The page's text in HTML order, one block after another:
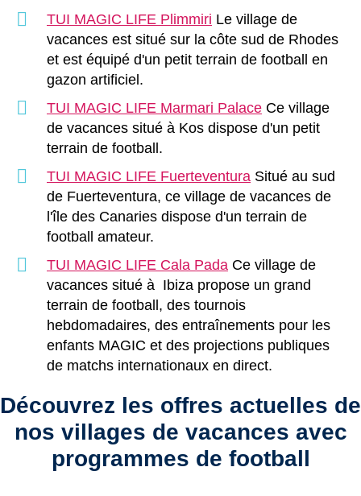
TUI MAGIC LIFE Plimmiri Le village de
vacances est situé sur la côte sud de Rhodes
et est équipé d'un petit terrain de football en
gazon artificiel.
TUI MAGIC LIFE Marmari Palace Ce village
de vacances situé à Kos dispose d'un petit
terrain de football.
TUI MAGIC LIFE Fuerteventura Situé au sud
de Fuerteventura, ce village de vacances de
l'île des Canaries dispose d'un terrain de
football amateur.
TUI MAGIC LIFE Cala Pada Ce village de
vacances situé à Ibiza propose un grand
terrain de football, des tournois
hebdomadaires, des entraînements pour les
enfants MAGIC et des projections publiques
de matchs internationaux en direct.
Découvrez les offres actuelles de
nos villages de vacances avec
programmes de football